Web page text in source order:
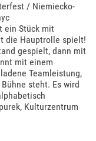
/ Niemiecko-
ein Stück mit
die Hauptrolle spielt!
gespielt, dann mit
mit einem
Teamleistung,
steht. Es wird
Kulturzentrum